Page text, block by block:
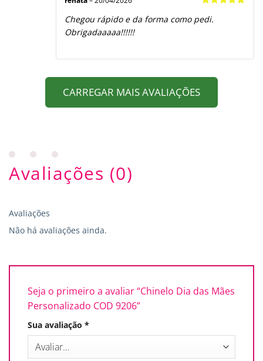
de 5
Chegou rápido e da forma como pedi.
Obrigadaaaaa!!!!!!
CARREGAR MAIS AVALIAÇÕES
Avaliações (0)
Avaliações
Não há avaliações ainda.
Seja o primeiro a avaliar “Chinelo Dia das Mães
Personalizado COD 9206”
Sua avaliação *